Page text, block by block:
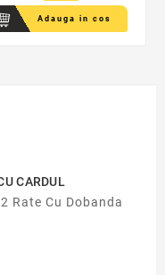
Adauga in cos
CARDUL
Rate Cu Dobanda